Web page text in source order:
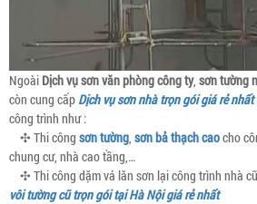
Ngoài Dịch vụ sơn văn phòng công ty, sơn tường
còn cung cấp Dịch vụ sơn nhà trọn gói giá rẻ
công trình như :
✣ Thi công sơn tường, sơn bả thạch caocho
chung cư, nhà cao tầng,…
✣ Thi công dặm vá lăn sơn lại công trình nhà
vôi tường cũ trọn gói tại Hà Nội giá rẻ nhất